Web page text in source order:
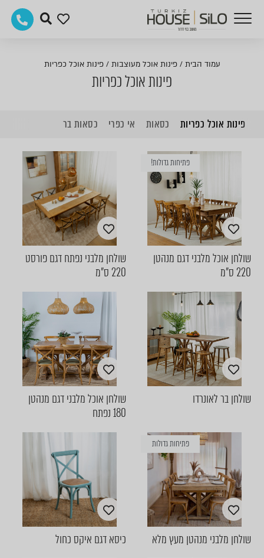
עמוד הבית /פינות אוכל מעוצבות /פינות אוכל כפריות
פינות אוכל כפריות
פינות אוכל כפריות כסאות אי כפרי כסאות בר
פתיחות גדולות!
שולחן אוכל מלבני דגם מנהטן
220 ס"מ
שולחן מלבני נפתח דגם פורסט
220 ס"מ
שולחן בר לאונרדו
שולחן אוכל מלבני דגם מנהטן
180 נפתח
פתיחות גדולות
שולחן מלבני מנהטן מעץ מלא כיסא דגם איקס כחול